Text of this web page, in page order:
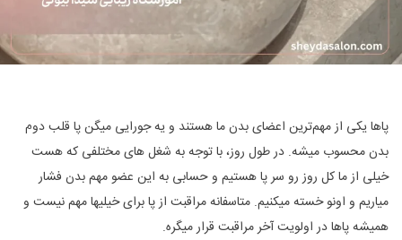
پاها یکی از مهم‌ترین اعضای بدن ما هستند و یه جورایی میگن پا قلب دوم
بدن محسوب میشه. در طول روز، با توجه به شغل های مختلفی که هست
خیلی از ما کل روز رو سر پا هستیم و حسابی به این عضو مهم بدن فشار
میاریم و اونو خسته میکنیم. متاسفانه مراقبت از پا برای خیلیها مهم نیست و
همیشه پاها در اولویت آخر مراقبت قرار میگره.